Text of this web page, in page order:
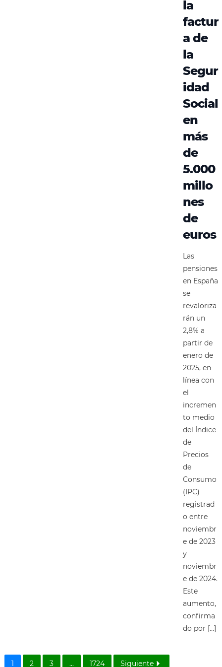
la
factur
a de
la
Segur
idad
Social
en
más
de
5.000
millo
nes
de
euros
Las
pensiones
en España
se
revaloriza
rán un
2,8% a
partir de
enero de
2025, en
línea con
el
incremen
to medio
del Índice
de
Precios
de
Consumo
(IPC)
registrad
o entre
noviembr
e de 2023
y
noviembr
e de 2024.
Este
aumento,
confirma
do por […]
1 2 3 ... 1724 Siguiente